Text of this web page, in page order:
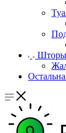
Шторы